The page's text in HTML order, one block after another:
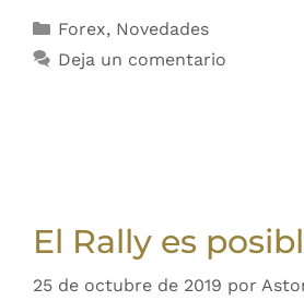
Forex, Novedades
Deja un comentario
El Rally es
25 de octubre de 2019 por